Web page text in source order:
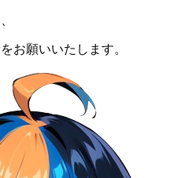
お願いいたします。